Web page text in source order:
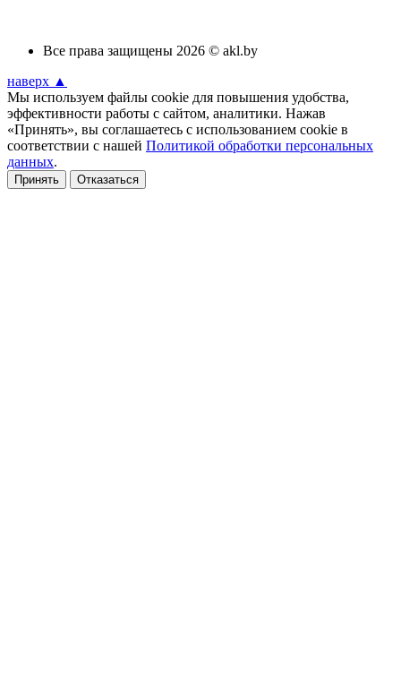
Все права защищены 2026 © akl.by
наверх ▲
Мы используем файлы cookie для повышения удобства,
эффективности работы с сайтом, аналитики. Нажав
«Принять», вы соглашаетесь с использованием cookie в
соответствии с нашей Политикой обработки персональных
данных.
Принять Отказаться